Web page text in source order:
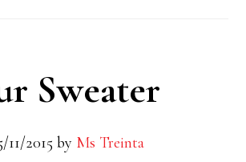
Sweater
11/2015 by Ms Treinta